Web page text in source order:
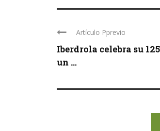
Artículo Pprevio
Iberdrola celebra su
un ...